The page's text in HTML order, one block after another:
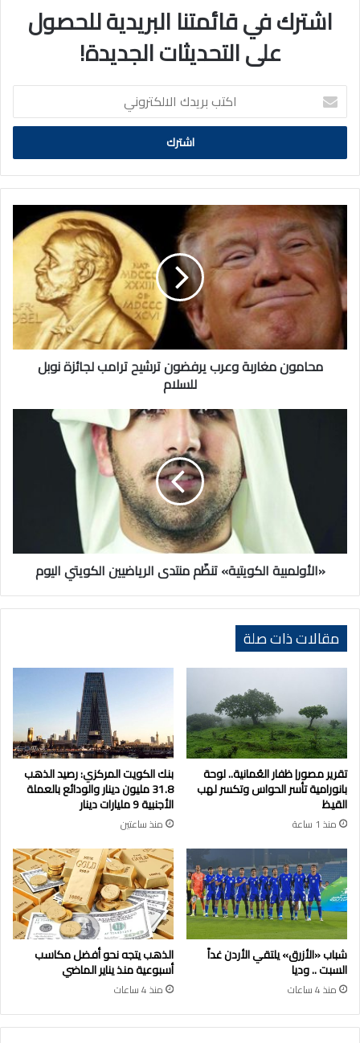
اشترك في قائمتنا البريدية للحصول
على التحديثات الجديدة!
اكتب
بريدك
الالكتروني
محامون
مغاربة
وعرب
يرفضون
ترشيح
ترامب
لجائزة
نوبل
للسلام
محامون مغاربة وعرب يرفضون ترشيح ترامب لجائزة نوبل
للسلام
«الأولمبية الكويتية» تنظّم منتدى الرياضيين الكويتي اليوم
مقالات ذات صلة
تقرير مصور| ظفار العُمانية.. لوحة
بانورامية تأسر الحواس وتكسر لهب
القيظ
منذ 1 ساعة
بنك الكويت المركزي: رصيد الذهب
31.8 مليون دينار والودائع بالعملة
الأجنبية 9 مليارات دينار
منذ ساعتين
شباب «الأزرق» يلتقي الأردن غداً
السبت .. وديا
منذ 4 ساعات
الذهب يتجه نحو أفضل مكاسب
أسبوعية منذ يناير الماضي
منذ 4 ساعات